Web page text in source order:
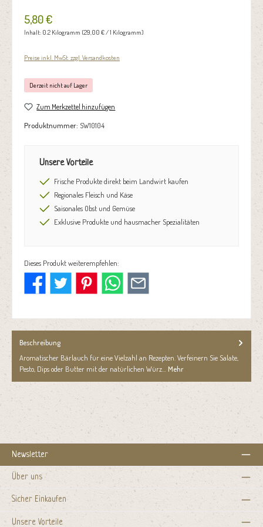
5,80 €
Inhalt: 0.2 Kilogramm (29,00 € / 1 Kilogramm)
Preise inkl. MwSt. zzgl. Versandkosten
Derzeit nicht auf Lager
Zum Merkzettel hinzufügen
Produktnummer: SW10104
Unsere Vorteile
Frische Produkte direkt beim Landwirt kaufen
Regionales Fleisch und Käse
Saisonales Obst und Gemüse
Exklusive Produkte und hausmacher Spezialitäten
Dieses Produkt weiterempfehlen:
Beschreibung
Aromatischer Bärlauch für eine Vielzahl an Rezepten. Verfeinern Sie Salate,
Pesto, Dips oder Butter mit der natürlichen Würz… Mehr
Newsletter
Über uns
Sicher Einkaufen
Unsere Vorteile